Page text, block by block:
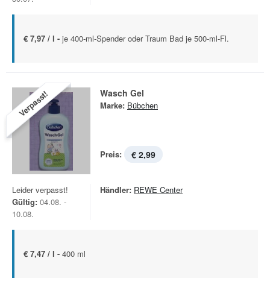
€ 7,97 / l - je 400-ml-Spender oder Traum Bad je 500-ml-Fl.
Verpasst! Wasch Gel
Marke: Bübchen
Preis: € 2,99
Leider verpasst!
Gültig: 04.08. -
10.08.
Händler: REWE Center
€ 7,47 / l - 400 ml